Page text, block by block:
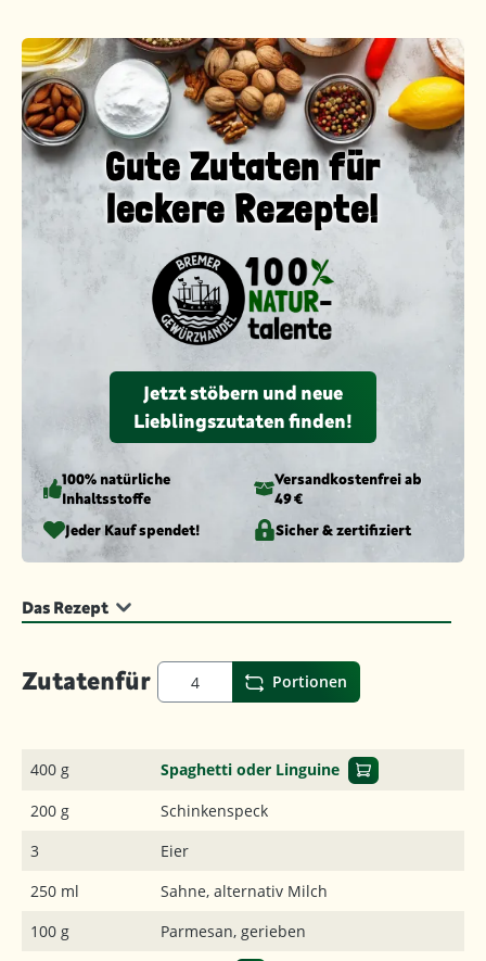
Gute Zutaten für
leckere Rezepte!
Jetzt stöbern und neue
Lieblingszutaten finden!
100% natürliche
Inhaltsstoffe
Versandkosten­frei ab
49 €
Jeder Kauf spendet!
Sicher & zertifiziert
Das Rezept
Zutatenfür Portionen
400 g
Spaghetti oder Linguine
200 g
Schinkenspeck
3
Eier
250 ml
Sahne, alternativ Milch
100 g
Parmesan, gerieben